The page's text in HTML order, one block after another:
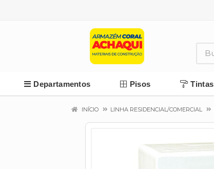
Departamentos Pisos Tintas
INÍCIO LINHA RESIDENCIAL/COMERCIAL